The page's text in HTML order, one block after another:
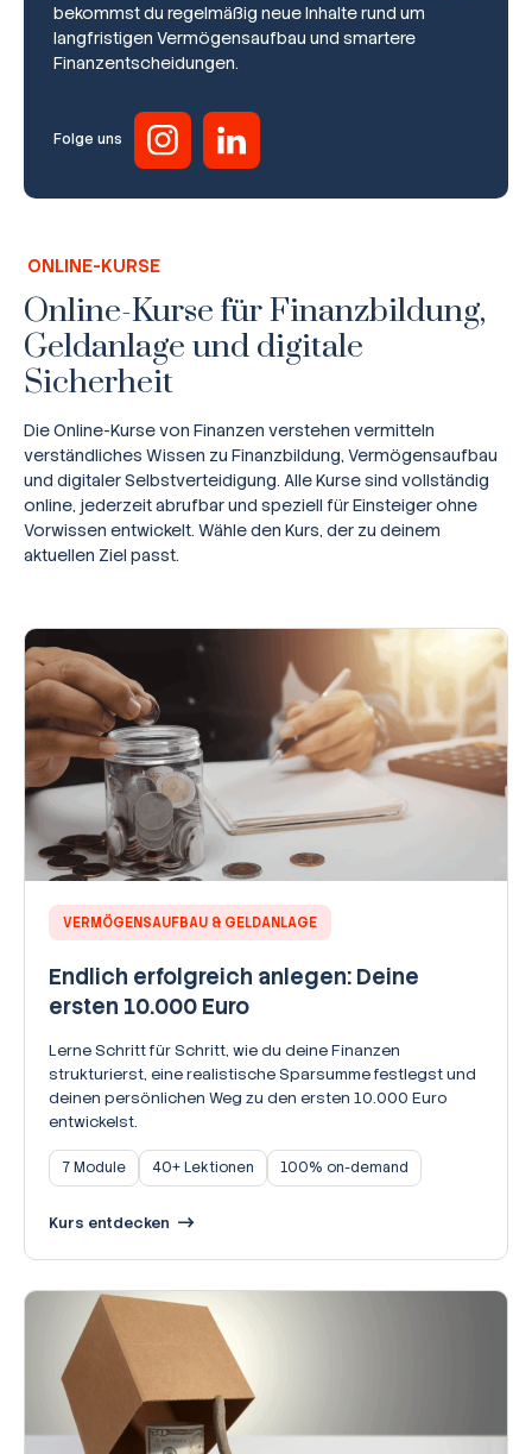
Broker-Vergleich
Ratgeber
Online Kurse
bekommst du regelmäßig neue Inhalte rund um
langfristigen Vermögensaufbau und smartere
Finanzentscheidungen.
Folge uns
ONLINE-KURSE
Online-Kurse für Finanzbildung,
Geldanlage und digitale
Sicherheit
Die Online-Kurse von Finanzen verstehen vermitteln
verständliches Wissen zu Finanzbildung, Vermögensaufbau
und digitaler Selbstverteidigung. Alle Kurse sind vollständig
online, jederzeit abrufbar und speziell für Einsteiger ohne
Vorwissen entwickelt. Wähle den Kurs, der zu deinem
aktuellen Ziel passt.
VERMÖGENSAUFBAU & GELDANLAGE
Endlich erfolgreich anlegen: Deine
ersten 10.000 Euro
Lerne Schritt für Schritt, wie du deine Finanzen
strukturierst, eine realistische Sparsumme festlegst und
deinen persönlichen Weg zu den ersten 10.000 Euro
entwickelst.
7 Module 40+ Lektionen 100% on-demand
Kurs entdecken